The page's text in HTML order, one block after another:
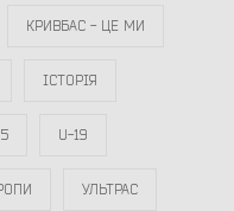
КРИВБАС - ЦЕ МИ
ІСТОРІЯ
U-19
УЛЬТРАС